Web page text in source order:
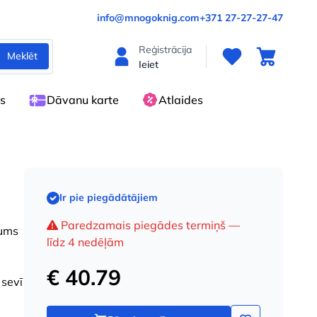
info@mnogoknig.com+371 27-27-27-47
Meklēt
Reģistrācija
Ieiet
Dāvanu karte Atlaides
Ir pie piegādātājiem
Paredzamais piegādes termiņš —
līdz 4 nedēļām
€ 40.79